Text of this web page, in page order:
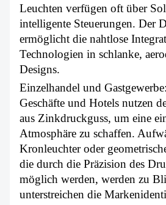
Leuchten verfügen oft über
intelligente Steuerungen. Der
ermöglicht die nahtlose
Technologien in schlanke,
Designs.
Einzelhandel und
Geschäfte und Hotels nutzen
aus Zinkdruckguss, um eine
Atmosphäre zu schaffen.
Kronleuchter oder
die durch die Präzision des
möglich werden, werden zu
unterstreichen die